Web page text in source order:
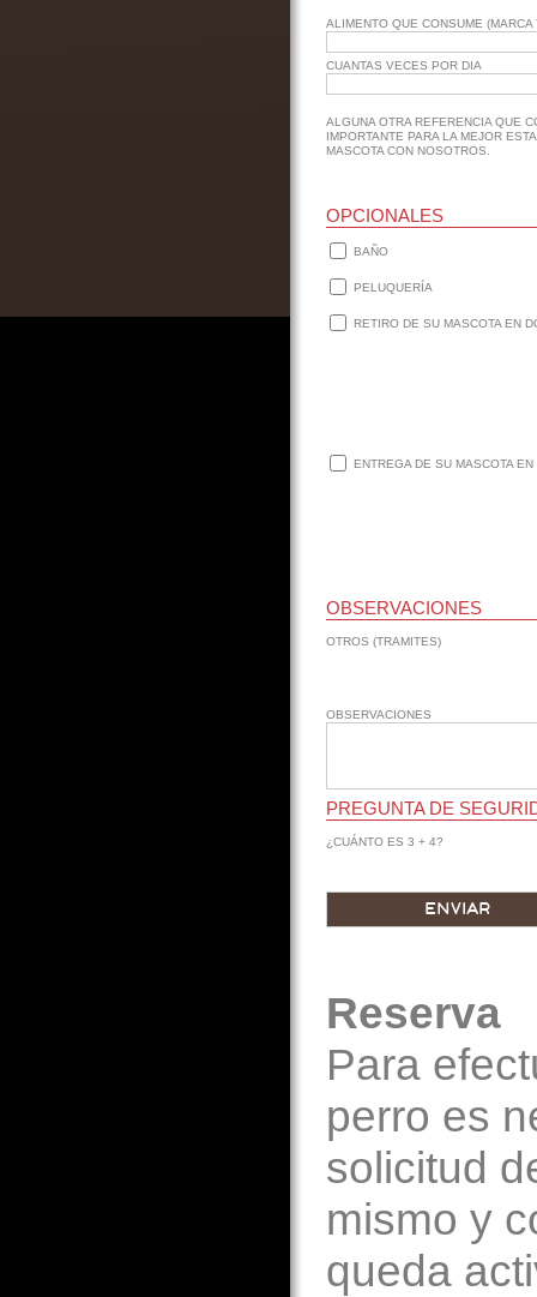
ALIMENTO QUE CONSUME (MARCA
CUANTAS VECES POR DIA
ALGUNA OTRA REFERENCIA QUE
IMPORTANTE PARA LA MEJOR
MASCOTA CON NOSOTROS.
OPCIONALES
BAÑO
PELUQUERÍA
RETIRO DE SU MASCOTA EN
ENTREGA DE SU MASCOTA
OBSERVACIONES
OTROS (TRAMITES)
OBSERVACIONES
PREGUNTA DE
¿CUÁNTO ES 3 + 4?
Reserva
Para
perro es
solicitud
mismo y
queda